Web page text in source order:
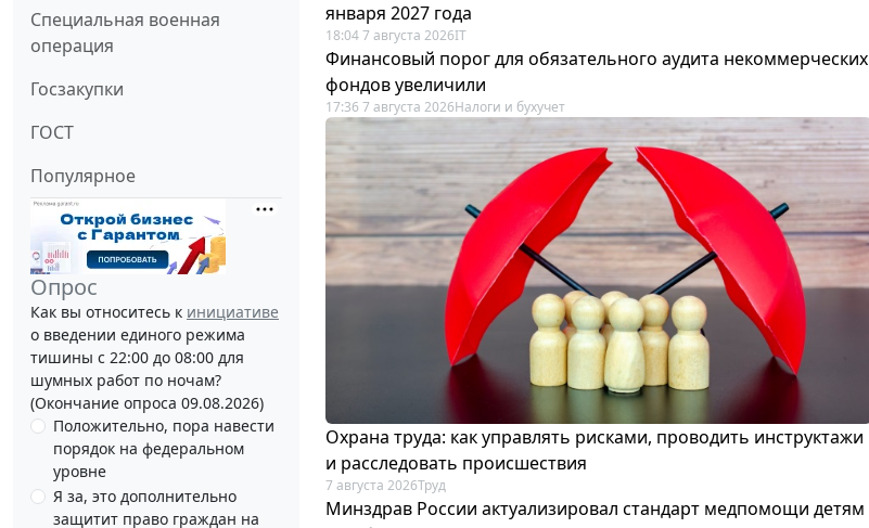
Специальная военная
операция
Госзакупки
ГОСТ
Популярное
Опрос
Как вы относитесь к инициативе
о введении единого режима
тишины с 22:00 до 08:00 для
шумных работ по ночам?
(Окончание опроса 09.08.2026)
Положительно, пора навести
порядок на федеральном
уровне
Я за, это дополнительно
защитит право граждан на
января 2027 года
18:04 7 августа 2026IT
Финансовый порог для обязательного аудита некоммерческих
фондов увеличили
17:36 7 августа 2026Налоги и бухучет
Охрана труда: как управлять рисками, проводить инструктажи
и расследовать происшествия
7 августа 2026Труд
Минздрав России актуализировал стандарт медпомощи детям